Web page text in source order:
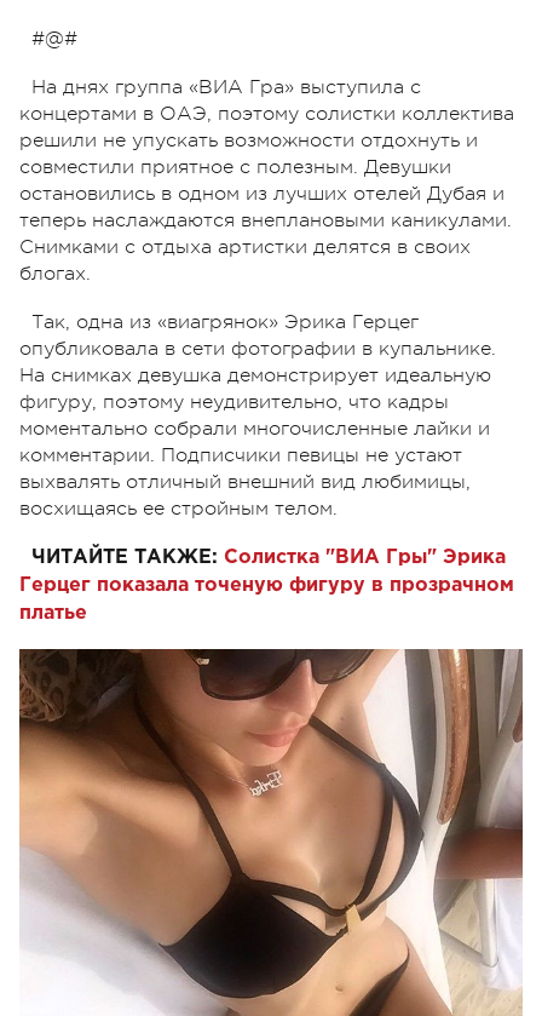
#@#
На днях группа «ВИА Гра» выступила с
концертами в ОАЭ, поэтому солистки коллектива
решили не упускать возможности отдохнуть и
совместили приятное с полезным. Девушки
остановились в одном из лучших отелей Дубая и
теперь наслаждаются внеплановыми каникулами.
Снимками с отдыха артистки делятся в своих
блогах.
Так, одна из «виагрянок» Эрика Герцег
опубликовала в сети фотографии в купальнике.
На снимках девушка демонстрирует идеальную
фигуру, поэтому неудивительно, что кадры
моментально собрали многочисленные лайки и
комментарии. Подписчики певицы не устают
выхвалять отличный внешний вид любимицы,
восхищаясь ее стройным телом.
ЧИТАЙТЕ ТАКЖЕ: Солистка "ВИА Гры" Эрика
Герцег показала точеную фигуру в прозрачном
платье